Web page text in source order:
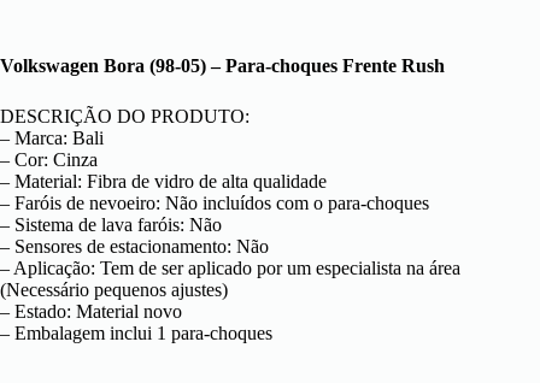
Volkswagen Bora (98-05) – Para-choques Frente Rush
DESCRIÇÃO DO PRODUTO:
– Marca: Bali
– Cor: Cinza
– Material: Fibra de vidro de alta qualidade
– Faróis de nevoeiro: Não incluídos com o para-choques
– Sistema de lava faróis: Não
– Sensores de estacionamento: Não
– Aplicação: Tem de ser aplicado por um especialista na área
(Necessário pequenos ajustes)
– Estado: Material novo
– Embalagem inclui 1 para-choques